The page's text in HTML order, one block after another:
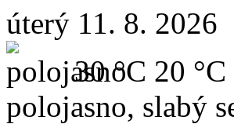
úterý 11. 8. 2026
30 °C 20 °C
polojasno, slabý